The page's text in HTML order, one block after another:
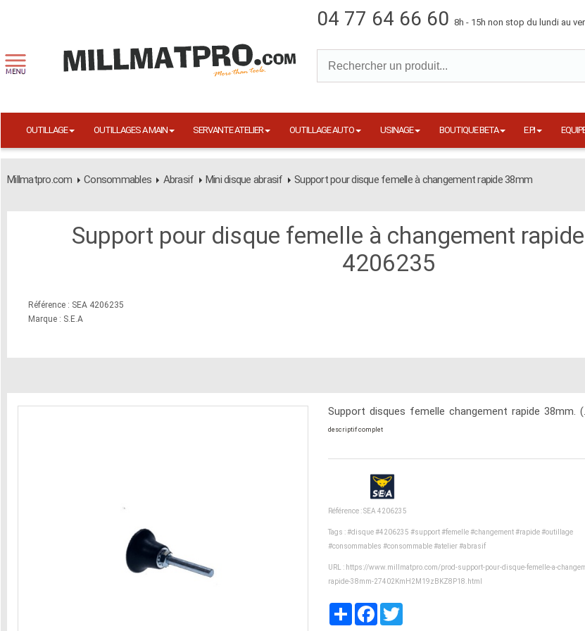
04 77 64 66 60 8h - 15h non stop du lundi au
OUTILLAGE OUTILLAGES A MAIN SERVANTE ATELIER OUTILLAGE AUTO USINAGE BOUTIQUE BETA E.P.I
Millmatpro.com Consommables Abrasif Mini disque abrasif Support pour disque femelle à changement rapide 38mm
Support pour disque femelle à changement
4206235
Référence : SEA 4206235
Marque : S.E.A
Support disques femelle changement rapide 38mm.
descriptif complet
Référence : SEA 4206235
Tags :#disque #4206235 #support #femelle #changement #rapide #outillage
#consommables #consommable #atelier #abrasif
URL : https://www.millmatpro.com/prod-support-pour-disque-femelle-a-
rapide-38mm-27402KmH2M19zBKZ8P18.html
PartagerFacebook